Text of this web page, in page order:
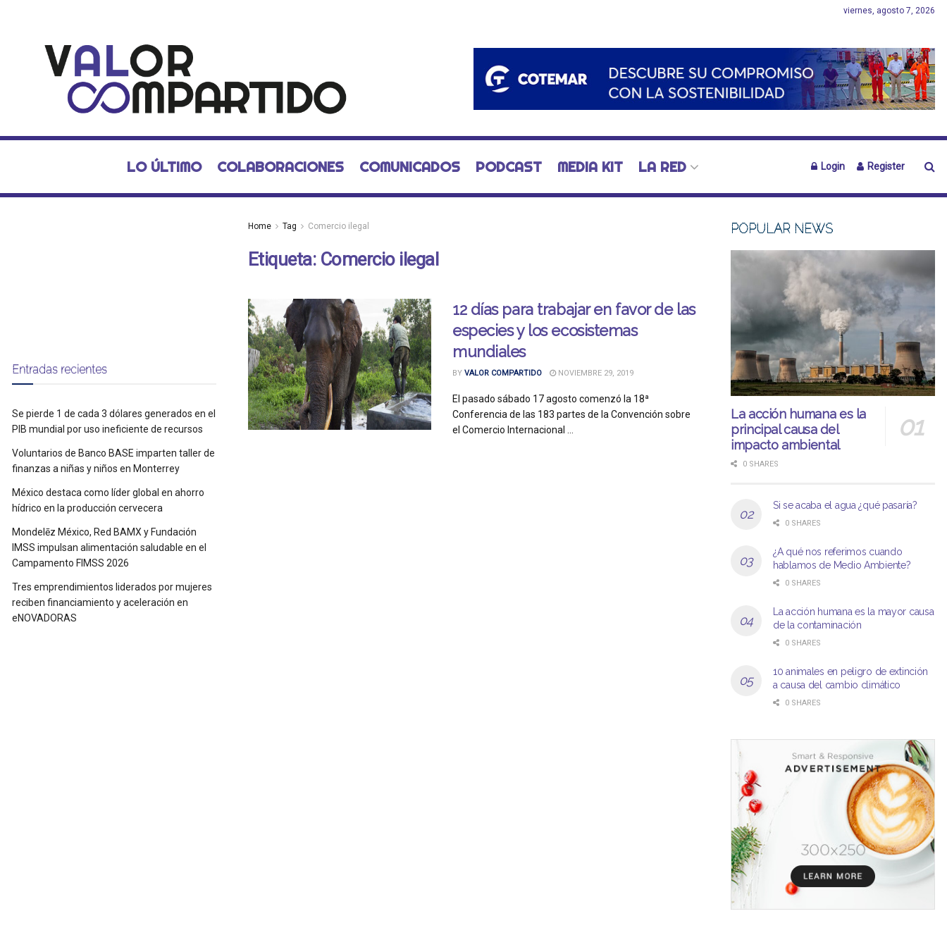
viernes, agosto 7, 2026
LO ÚLTIMO COLABORACIONES COMUNICADOS PODCAST MEDIA KIT LA RED Login Register
Home Tag Comercio ilegal
Etiqueta: Comercio ilegal
12 días para trabajar en favor de las
especies y los ecosistemas
mundiales
BY VALOR COMPARTIDO NOVIEMBRE 29, 2019
El pasado sábado 17 agosto comenzó la 18ª
Conferencia de las 183 partes de la Convención sobre
el Comercio Internacional ...
Entradas recientes
Se pierde 1 de cada 3 dólares generados en el
PIB mundial por uso ineficiente de recursos
Voluntarios de Banco BASE imparten taller de
finanzas a niñas y niños en Monterrey
México destaca como líder global en ahorro
hídrico en la producción cervecera
Mondelēz México, Red BAMX y Fundación
IMSS impulsan alimentación saludable en el
Campamento FIMSS 2026
Tres emprendimientos liderados por mujeres
reciben financiamiento y aceleración en
eNOVADORAS
POPULAR NEWS
La acción humana es la
principal causa del
impacto ambiental
0 SHARES
Si se acaba el agua ¿qué pasaría?
0 SHARES
¿A qué nos referimos cuando
hablamos de Medio Ambiente?
0 SHARES
La acción humana es la mayor causa
de la contaminación
0 SHARES
10 animales en peligro de extinción
a causa del cambio climático
0 SHARES